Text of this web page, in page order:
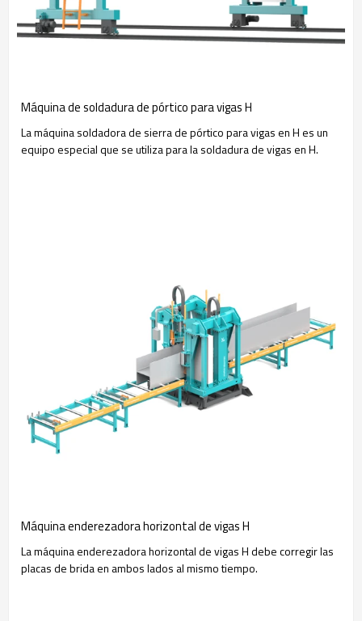
Máquina de soldadura de pórtico para vigas H
La máquina soldadora de sierra de pórtico para vigas en H es un
equipo especial que se utiliza para la soldadura de vigas en H.
Máquina enderezadora horizontal de vigas H
La máquina enderezadora horizontal de vigas H debe corregir las
placas de brida en ambos lados al mismo tiempo.